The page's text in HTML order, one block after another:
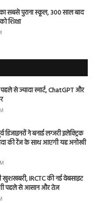
सबसे पुराना स्कूल, 300 साल बाद
शिक्षा
से ज्यादा स्मार्ट, ChatGPT और
ने बनाई लग्जरी इलेक्ट्रिक
की रेंज के साथ आएगी यह अनोखी
खुशखबरी, IRCTC की नई वेबसाइट
पहले से आसान और तेज